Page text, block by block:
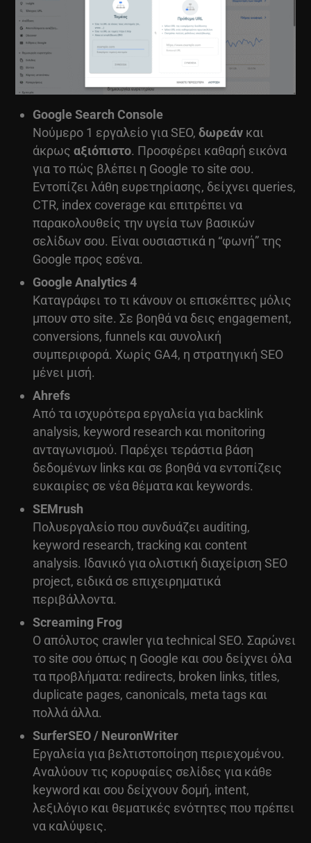
Google Search Console
Νούμερο 1 εργαλείο για SEO, δωρεάν και
άκρως αξιόπιστο. Προσφέρει καθαρή εικόνα
για το πώς βλέπει η Google το site σου.
Εντοπίζει λάθη ευρετηρίασης, δείχνει queries,
CTR, index coverage και επιτρέπει να
παρακολουθείς την υγεία των βασικών
σελίδων σου. Είναι ουσιαστικά η “φωνή” της
Google προς εσένα.
Google Analytics 4
Καταγράφει το τι κάνουν οι επισκέπτες μόλις
μπουν στο site. Σε βοηθά να δεις engagement,
conversions, funnels και συνολική
συμπεριφορά. Χωρίς GA4, η στρατηγική SEO
μένει μισή.
Ahrefs
Από τα ισχυρότερα εργαλεία για backlink
analysis, keyword research και monitoring
ανταγωνισμού. Παρέχει τεράστια βάση
δεδομένων links και σε βοηθά να εντοπίζεις
ευκαιρίες σε νέα θέματα και keywords.
SEMrush
Πολυεργαλείο που συνδυάζει auditing,
keyword research, tracking και content
analysis. Ιδανικό για ολιστική διαχείριση SEO
project, ειδικά σε επιχειρηματικά
περιβάλλοντα.
Screaming Frog
Ο απόλυτος crawler για technical SEO. Σαρώνει
το site σου όπως η Google και σου δείχνει όλα
τα προβλήματα: redirects, broken links, titles,
duplicate pages, canonicals, meta tags και
πολλά άλλα.
SurferSEO / NeuronWriter
Εργαλεία για βελτιστοποίηση περιεχομένου.
Αναλύουν τις κορυφαίες σελίδες για κάθε
keyword και σου δείχνουν δομή, intent,
λεξιλόγιο και θεματικές ενότητες που πρέπει
να καλύψεις.